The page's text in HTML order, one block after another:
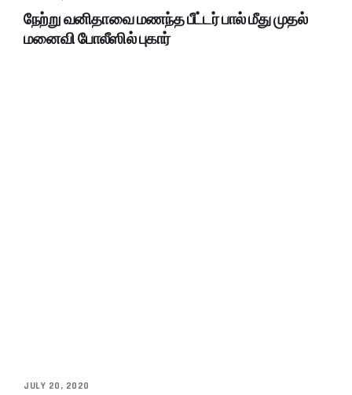
நேற்று வனிதாவை மணந்த பீட்டர் பால் மீது முதல்
மனைவி போலீஸில் புகார்
JULY 20, 2020